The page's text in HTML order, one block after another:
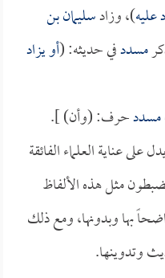
عليه)، وزادسليمان بن
مسددفي حديثه: (أو يزاد
مسددحرف: (وأن) ].
عناية العلماء الفائقة
مثل هذه الألفاظ
بها وبدونها، ومع ذلك
وتدوينها.